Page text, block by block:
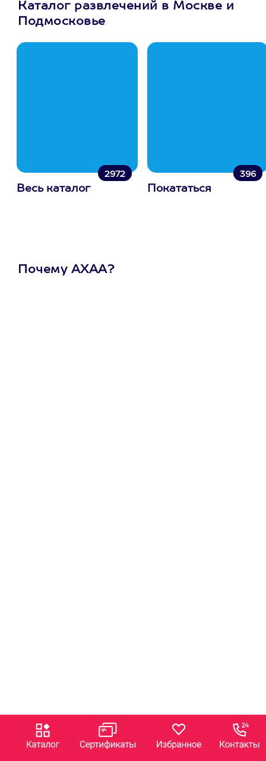
Каталог развлечений в Москве и
Подмосковье
2972
Весь каталог
396
Покататься
Почему АХАА?